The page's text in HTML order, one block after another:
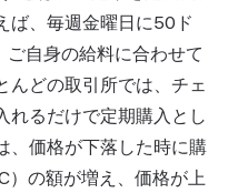
ば、毎週金曜日に50ド
自身の給料に合わせて
んどの取引所では、チェ
れるだけで定期購入とし
、価格が下落した時に購
）の額が増え、価格が上